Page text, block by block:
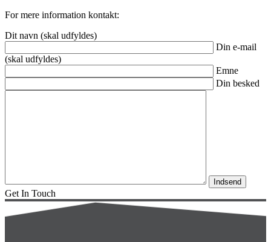
For mere information kontakt:
Dit navn (skal udfyldes)
Din e-mail
(skal udfyldes)
Emne
Din besked
Get In Touch